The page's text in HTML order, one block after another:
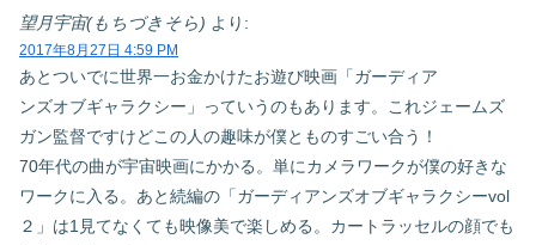
望月宇宙(もちづきそら) より:
2017年8月27日 4:59 PM
あとついでに世界一お金かけたお遊び映画「ガーディア
ンズオブギャラクシー」っていうのもあります。これジェームズ
ガン監督ですけどこの人の趣味が僕とものすごい合う！
70年代の曲が宇宙映画にかかる。単にカメラワークが僕の好きな
ワークに入る。あと続編の「ガーディアンズオブギャラクシーvol
２」は1見てなくても映像美で楽しめる。カートラッセルの顔でも